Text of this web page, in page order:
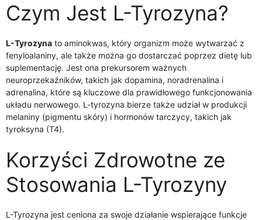
Czym Jest L-Tyrozyna?
L-Tyrozyna to aminokwas, który organizm może wytwarzać z
fenyloalaniny, ale także można go dostarczać poprzez dietę lub
suplementację. Jest ona prekursorem ważnych
neuroprzekaźników, takich jak dopamina, noradrenalina i
adrenalina, które są kluczowe dla prawidłowego funkcjonowania
układu nerwowego. L-tyrozyna bierze także udział w produkcji
melaniny (pigmentu skóry) i hormonów tarczycy, takich jak
tyroksyna (T4).
Korzyści Zdrowotne ze
Stosowania L-Tyrozyny
L-Tyrozyna jest ceniona za swoje działanie wspierające funkcje